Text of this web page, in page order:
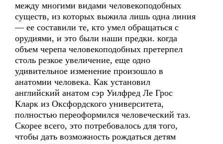
между многими видами человекоподобных
существ, из которых выжила лишь одна линия
— ее составили те, кто умел обращаться с
орудиями, и это были наши предки. когда
объем черепа человекоподобных претерпел
столь резкое увеличение, еще одно
удивительное изменение произошло в
анатомии человека. Как установил
английский анатом сэр Уилфред Ле Грос
Кларк из Оксфордского университета,
полностью переоформился человеческий таз.
Скорее всего, это потребовалось для того,
чтобы дать возможность рождаться детям